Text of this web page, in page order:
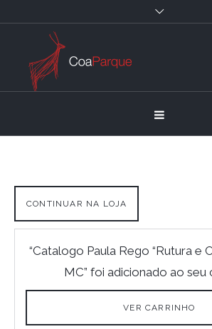
CONTINUAR NA LOJA
“Catalogo Paula Rego “Rutura e
MC” foi adicionado ao seu
VER CARRINHO